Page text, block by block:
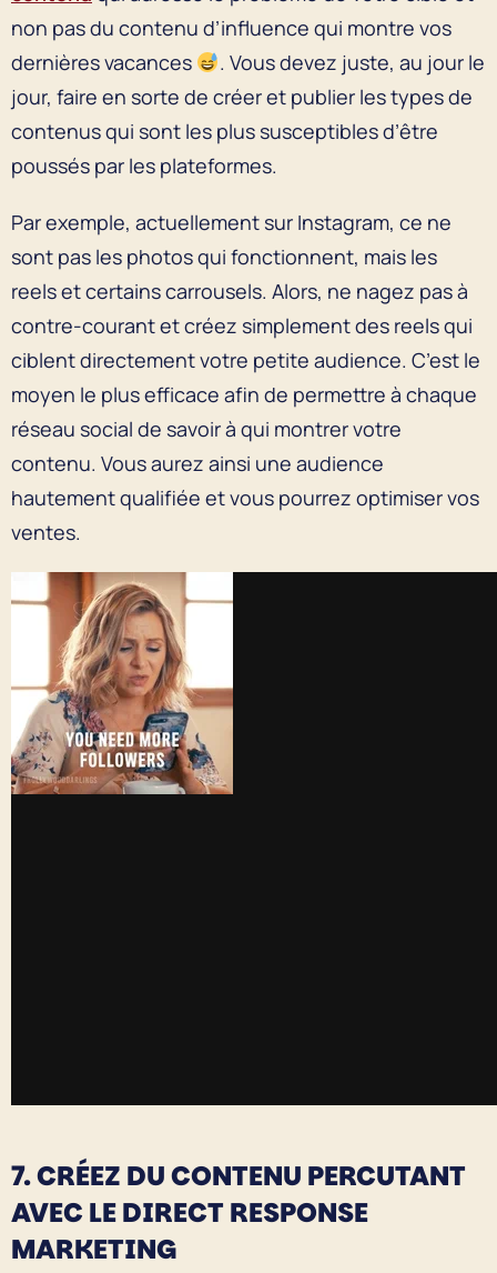
non pas du contenu d’influence qui montre vos
dernières vacances
. Vous devez juste, au jour le
jour, faire en sorte de créer et publier les types de
contenus qui sont les plus susceptibles d’être
poussés par les plateformes.
Par exemple, actuellement sur Instagram, ce ne
sont pas les photos qui fonctionnent, mais les
reels et certains carrousels. Alors, ne nagez pas à
contre-courant et créez simplement des reels qui
ciblent directement votre petite audience. C’est le
moyen le plus efficace afin de permettre à chaque
réseau social de savoir à qui montrer votre
contenu. Vous aurez ainsi une audience
hautement qualifiée et vous pourrez optimiser vos
ventes.
7. CRÉEZ DU CONTENU PERCUTANT
AVEC LE DIRECT RESPONSE
MARKETING